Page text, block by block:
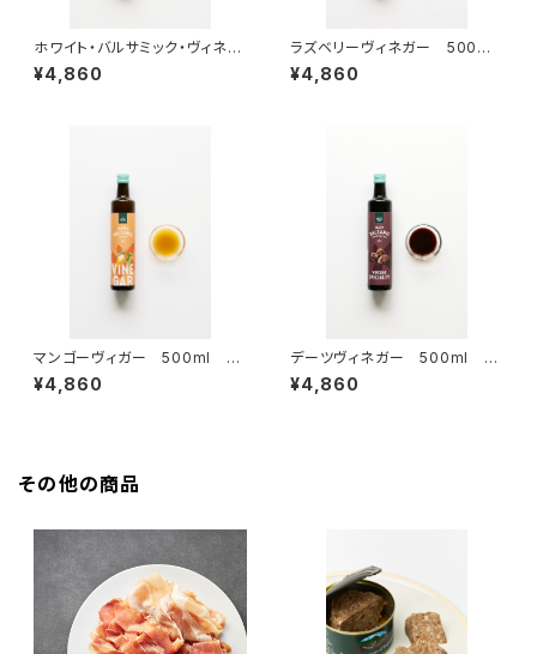
ホワイト・バルサミック・ヴィネガ
ー・スペシャリティ 500ml
＜フォンファス＞(ドイツ)
¥4,860
ラズベリーヴィネガー 500ml
＜フォン・ファス＞(ドイツ)
¥4,860
マンゴーヴィガー 500ml ＜
フォンファス＞(ドイツ)
¥4,860
デーツヴィネガー 500ml ＜
フォンファス＞(ドイツ)
¥4,860
その他の商品